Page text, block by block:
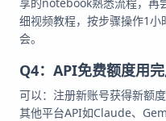
细视频教程，按步骤操作1
会。
Q4：API免费额度用完
可以：注册新账号获得新额
其他平台API如Claude、